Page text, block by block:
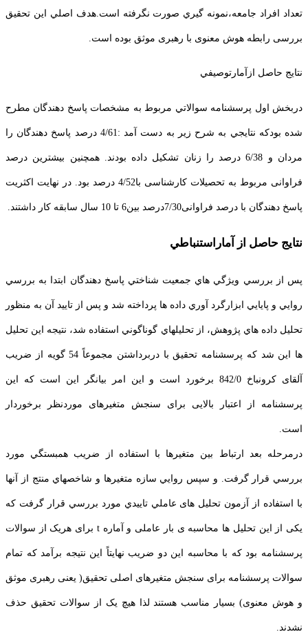
تعداد افراد جامعه،نمونه گيري صورت نگرفته است.هدف اصلي اين تحقيق
بررسی رابطه هوش معنوی با رهبری موثق بوده است.
نتايج حاصل ازآمارتوصيفي
دربخش اول پرسشنامه سوالاتي مربوط به مشخصات پاسخ دهندگان مطرح
شده بودكه نتايجي به شرح زير به دست آمد :4/61 درصد پاسخ دهندگان را
مردان و 6/38 درصد را زنان تشکیل داده بودند. همچنین بیشترین درصد
فراوانی مربوط به تحصیلات کارشناسی با4/52 درصد بود. در نهایت اکثریت
پاسخ دهندگان با درصد فراوانی7/30درصد بین6 تا 10 سال سابقه کار داشتند.
نتايج حاصل از آماراستنباطي
پس از بررسي ويژگي هاي جمعيت شناختي پاسخ دهندگان ابتدا به بررسي
روايي و پايايي ابزارگرد آوري داده ها پرداخته شد و پس از تاييد آن به منظور
تحليل داده هاي پژوهش، از تحليلهاي گوناگوني استفاده شد، نتیجه این تحلیل
ها این شد که پرسشنامه تحقیق با دربرداشتن مجموعاً 54 گویه از ضریب
آلقای کرونباخ 842/0 برخورد است و این امر بیانگر این است که این
پرسشنامه از اعتبار بالایی برای سنجش متغیرهای موردنظر برخوردار
است.
درمرحله بعد ارتباط بين متغيرها با استفاده از ضريب همبستگي مورد
بررسي قرار گرفت. و سپس روايي سازه متغيرها و شاخصهاي منتج از آنها
با استفاده از آزمون تحليل های عاملي تاييدي مورد بررسي قرار گرفت که
یکی از این تحلیل ها محاسبه ی بار عاملی و آماره t برای هریک از سوالات
پرسشنامه بود که با محاسبه این دو ضریب نهایتاً این نتیجه برآمد که تمام
سوالات پرسشنامه برای سنجش متغیرهای اصلی تحقیق( یعنی رهبری موثق
و هوش معنوی) بسیار مناسب هستند لذا هیچ یک از سوالات تحقیق حذف
نشدند.